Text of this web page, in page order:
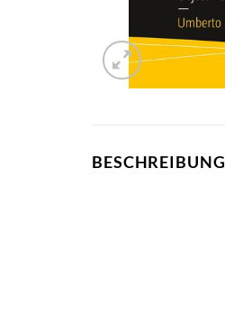
BESCHREIBUNG